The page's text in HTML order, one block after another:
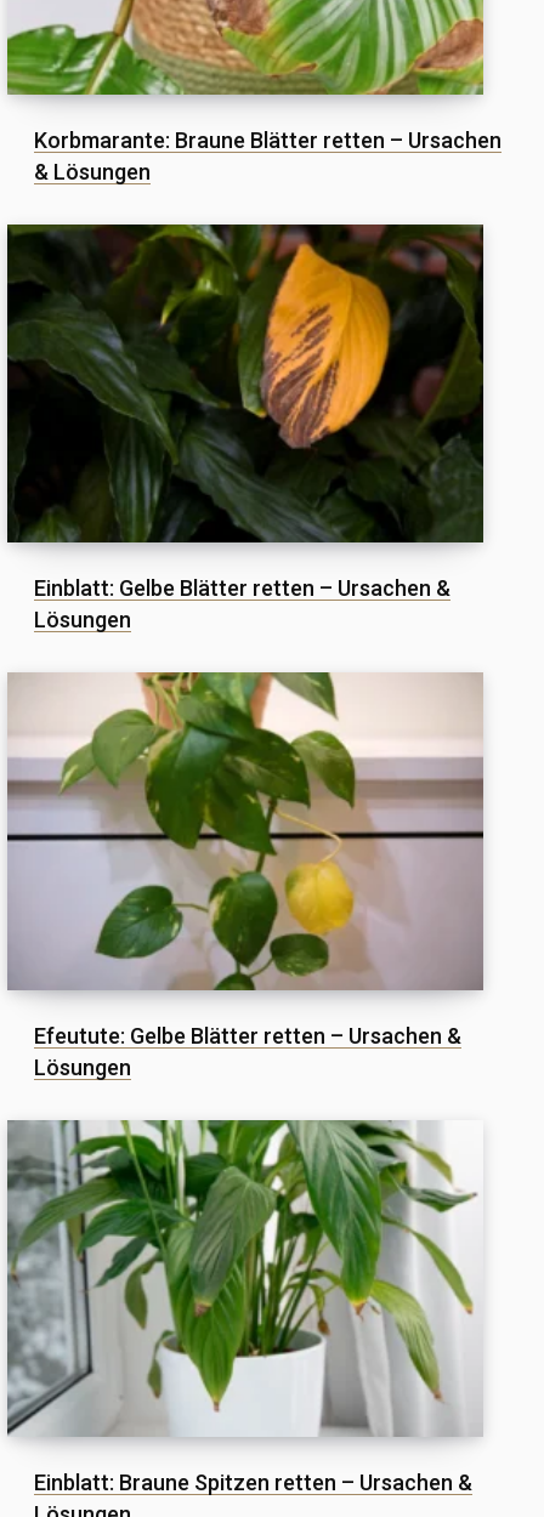
Korbmarante: Braune Blätter retten – Ursachen
& Lösungen
Einblatt: Gelbe Blätter retten – Ursachen &
Lösungen
Efeutute: Gelbe Blätter retten – Ursachen &
Lösungen
Einblatt: Braune Spitzen retten – Ursachen &